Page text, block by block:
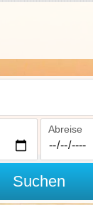
Abreise
Suchen